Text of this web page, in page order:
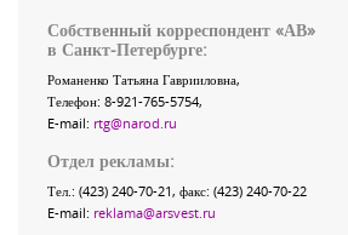
Собственный корреспондент «АВ»
в Санкт-Петербурге:
Романенко Татьяна Гаврииловна,
Телефон: 8-921-765-5754,
E-mail: rtg@narod.ru
Отдел рекламы:
Тел.: (423) 240-70-21, факс: (423) 240-70-22
E-mail: reklama@arsvest.ru